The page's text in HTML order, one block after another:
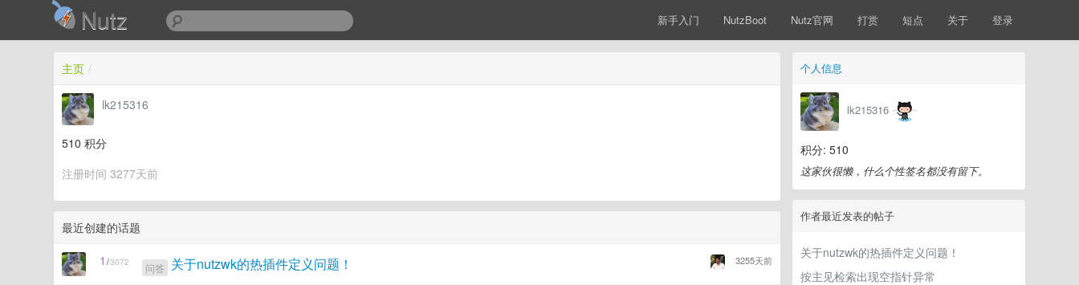
Nutz 新手入门 NutzBoot Nutz官网 打赏 短点 关于 登录
个人信息
lk215316
积分: 510
这家伙很懒，什么个性签名都没有留下。
作者最近发表的帖子
关于nutzwk的热插件定义问题！
按主见检索出现空指针异常
主页 /
lk215316
510 积分
注册时间 3277天前
最近创建的话题
1/3072 3255天前
问答 关于nutzwk的热插件定义问题！